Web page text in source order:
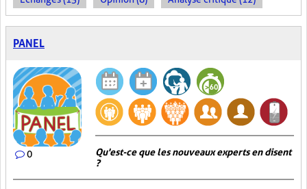
PANEL
0
Qu'est-ce que les nouveaux experts en disent
?